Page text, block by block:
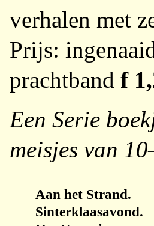
verhalen met
Prijs:
prachtbandf
Een Serie
meisjes van
Aan het Strand.
Sinterklaasavond.